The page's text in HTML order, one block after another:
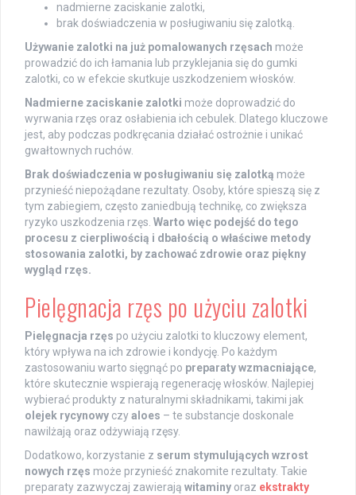
nadmierne zaciskanie zalotki,
brak doświadczenia w posługiwaniu się zalotką.
Używanie zalotki na już pomalowanych rzęsach może
prowadzić do ich łamania lub przyklejania się do gumki
zalotki, co w efekcie skutkuje uszkodzeniem włosków.
Nadmierne zaciskanie zalotki może doprowadzić do
wyrwania rzęs oraz osłabienia ich cebulek. Dlatego kluczowe
jest, aby podczas podkręcania działać ostrożnie i unikać
gwałtownych ruchów.
Brak doświadczenia w posługiwaniu się zalotką może
przynieść niepożądane rezultaty. Osoby, które spieszą się z
tym zabiegiem, często zaniedbują technikę, co zwiększa
ryzyko uszkodzenia rzęs. Warto więc podejść do tego
procesu z cierpliwością i dbałością o właściwe metody
stosowania zalotki, by zachować zdrowie oraz piękny
wygląd rzęs.
Pielęgnacja rzęs po użyciu zalotki
Pielęgnacja rzęs po użyciu zalotki to kluczowy element,
który wpływa na ich zdrowie i kondycję. Po każdym
zastosowaniu warto sięgnąć po preparaty wzmacniające,
które skutecznie wspierają regenerację włosków. Najlepiej
wybierać produkty z naturalnymi składnikami, takimi jak
olejek rycynowy czyaloes – te substancje doskonale
nawilżają oraz odżywiają rzęsy.
Dodatkowo, korzystanie z serum stymulujących wzrost
nowych rzęs może przynieść znakomite rezultaty. Takie
preparaty zazwyczaj zawierają witaminy oraz ekstrakty